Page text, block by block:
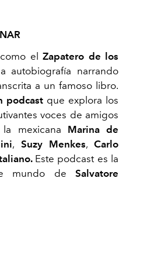
el Zapatero de los
narrando
a un famoso libro.
podcast que explora los
voces de amigos
mexicana Marina de
, Suzy Menkes,Carlo
Este podcast es la
mundo de Salvatore